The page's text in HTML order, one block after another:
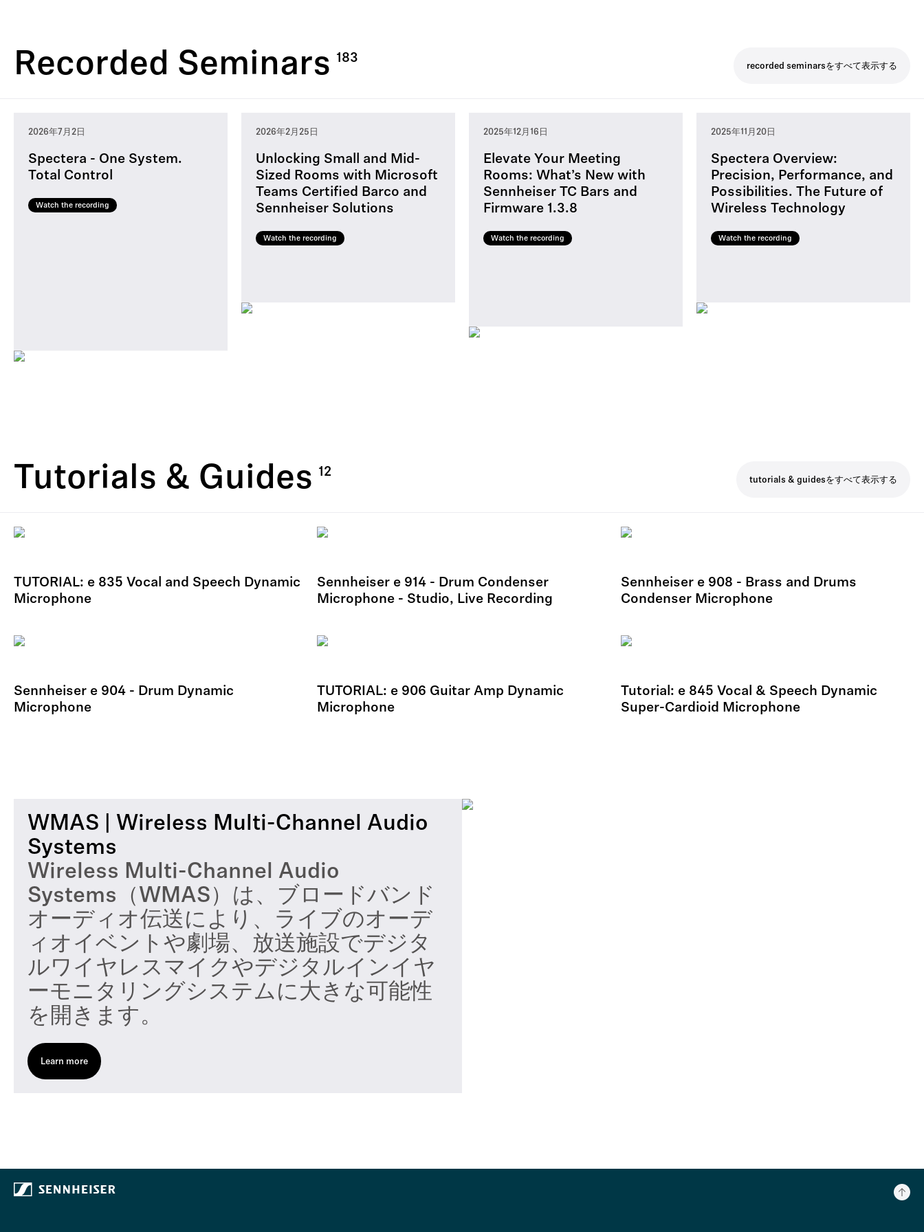
ツ
Recorded Seminars recorded seminarsをすべて表示する
2026年7月2日
Spectera - One System.
Total Control
Watch the recording
2026年2月25日
Unlocking Small and Mid-
Sized Rooms with Microsoft
Teams Certified Barco and
Sennheiser Solutions
Watch the recording
2025年12月16日
Elevate Your Meeting
Rooms: What’s New with
Sennheiser TC Bars and
Firmware 1.3.8
Watch the recording
2025年11月20日
Spectera Overview:
Precision, Performance, and
Possibilities. The Future of
Wireless Technology
Watch the recording
Tutorials & Guides tutorials & guidesをすべて表示する
TUTORIAL: e 835 Vocal and Speech Dynamic
Microphone
Sennheiser e 914 - Drum Condenser
Microphone - Studio, Live Recording
Sennheiser e 908 - Brass and Drums
Condenser Microphone
Sennheiser e 904 - Drum Dynamic
Microphone
TUTORIAL: e 906 Guitar Amp Dynamic
Microphone
Tutorial: e 845 Vocal & Speech Dynamic
Super-Cardioid Microphone
WMAS | Wireless Multi-Channel Audio
Systems
Wireless Multi-Channel Audio
Systems（WMAS）は、ブロードバンド
オーディオ伝送により、ライブのオーデ
ィオイベントや劇場、放送施設でデジタ
ルワイヤレスマイクやデジタルインイヤ
ーモニタリングシステムに大きな可能性
を開きます。
Learn more